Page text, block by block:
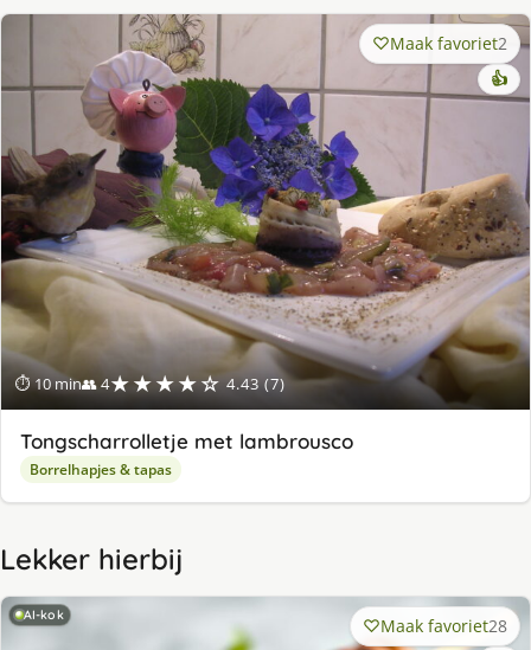
⏱ 10 min👥 4★★★★☆ 4.43 (7)
Maak favoriet2
👍
Tongscharrolletje met lambrousco
Borrelhapjes & tapas
Lekker hierbij
AI-kok Maak favoriet28